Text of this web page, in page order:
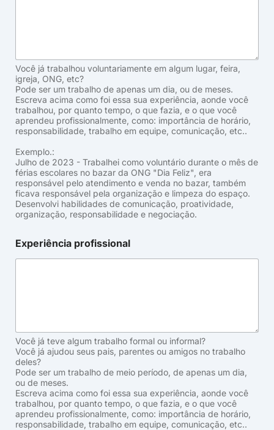
Você já trabalhou voluntariamente em algum lugar, feira,
igreja, ONG, etc?
Pode ser um trabalho de apenas um dia, ou de meses.
Escreva acima como foi essa sua experiência, aonde você
trabalhou, por quanto tempo, o que fazia, e o que você
aprendeu profissionalmente, como: importância de horário,
responsabilidade, trabalho em equipe, comunicação, etc..
Exemplo.:
Julho de 2023 - Trabalhei como voluntário durante o mês de
férias escolares no bazar da ONG "Dia Feliz", era
responsável pelo atendimento e venda no bazar, também
ficava responsável pela organização e limpeza do espaço.
Desenvolvi habilidades de comunicação, proatividade,
organização, responsabilidade e negociação.
Experiência profissional
Você já teve algum trabalho formal ou informal?
Você já ajudou seus pais, parentes ou amigos no trabalho
deles?
Pode ser um trabalho de meio período, de apenas um dia,
ou de meses.
Escreva acima como foi essa sua experiência, aonde você
trabalhou, por quanto tempo, o que fazia, e o que você
aprendeu profissionalmente, como: importância de horário,
responsabilidade, trabalho em equipe, comunicação, etc..